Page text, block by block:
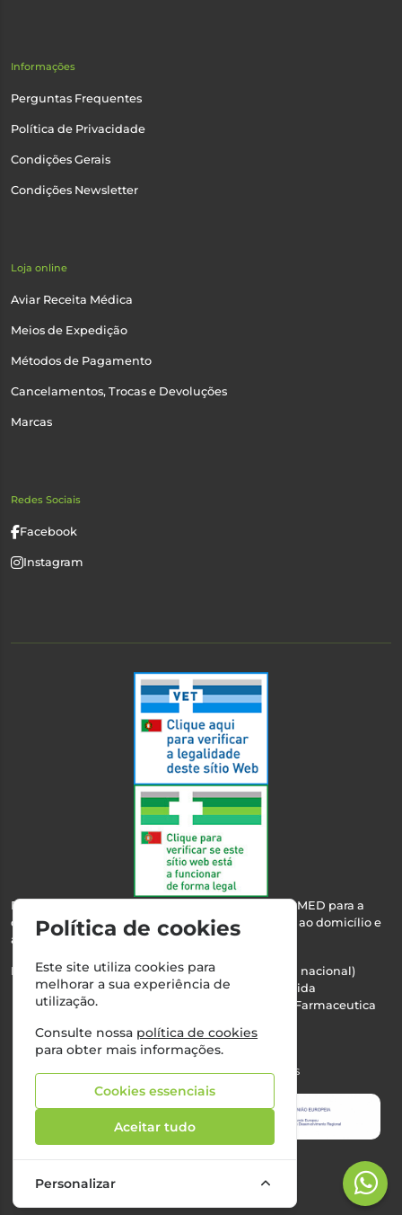
Informações
Perguntas Frequentes
Política de Privacidade
Condições Gerais
Condições Newsletter
Loja online
Aviar Receita Médica
Meios de Expedição
Métodos de Pagamento
Cancelamentos, Trocas e Devoluções
Marcas
Redes Sociais
Facebook
Instagram
Esta farmácia encontra-se autorizada pelo INFARMED para a
dispensa de medicamentos e produtos de saúde ao domicílio e
através da internet.
Nº Infarmed: 21 798 7100 (chamada para rede fixa nacional)
Direção Técnica:Maria Teresa Almeida
NIPC:510103669 | Teresa Almeida - Sociedade Farmaceutica
Alvará nº:2994
©2026 Todos os direitos reservados
Política de cookies
Este site utiliza cookies para
melhorar a sua experiência de
utilização.
Consulte nossa política de cookies
para obter mais informações.
Cookies essenciais
Aceitar tudo
Personalizar